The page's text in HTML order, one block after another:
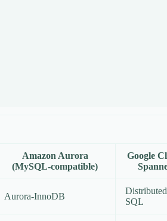
Amazon Aurora
(MySQL‑compatible)
Google
Aurora‑InnoDB
Distributed
SQL